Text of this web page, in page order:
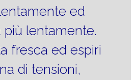
ed
più lentamente.
fresca ed espiri
di tensioni,